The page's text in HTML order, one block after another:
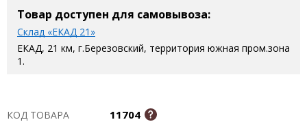
Товар доступен для самовывоза:
Склад «ЕКАД 21»
ЕКАД, 21 км, г.Березовский, территория южная пром.зона
1.
КОД ТОВАРА 11704